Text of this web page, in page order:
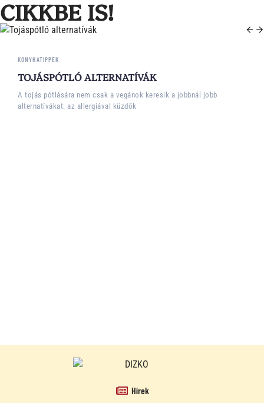
CIKKBE IS!
KONYHATIPPEK
TOJÁSPÓTLÓ ALTERNATÍVÁK
A tojás pótlására nem csak a vegánok keresik a jobbnál jobb
alternatívákat: az allergiával küzdők
Hírek